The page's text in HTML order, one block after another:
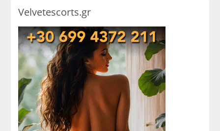
Velvetescorts.gr